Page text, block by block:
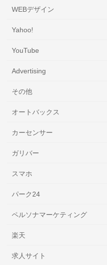
WEBデザイン
Yahoo!
YouTube
‎Advertising
その他
オートバックス
カーセンサー
ガリバー
スマホ
パーク24
ペルソナマーケティング
楽天
求人サイト